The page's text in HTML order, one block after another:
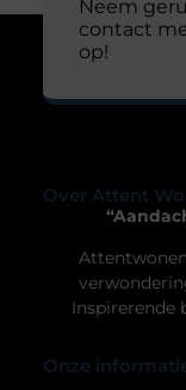
Uw
inzicht in het gebruik
Veel mensen
dieper op in.
je een
zoals: · Het